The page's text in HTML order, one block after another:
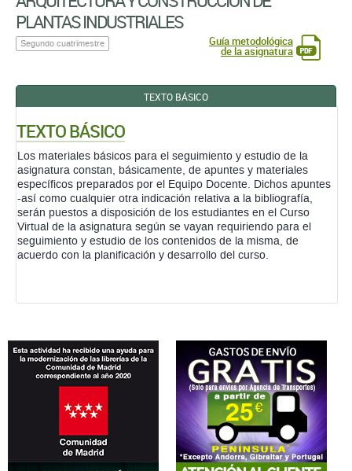
PLANTAS INDUSTRIALES
Segundo cuatrimestre Guía metodológica
de la asignatura
TEXTO BÁSICO
TEXTO BÁSICO
Los materiales básicos para el seguimiento y estudio de la
asignatura constan, básicamente, de apuntes y materiales
específicos preparados por el Equipo Docente. Dichos apuntes
-así como cualquier otra indicación relativa a la bibliografía,
serán puestos a disposición de los estudiantes en el Curso
Virtual de la asignatura según se vayan requiriendo para el
seguimiento y estudio de los contenidos de la misma, de
acuerdo con la planificación y desarrollo del curso.